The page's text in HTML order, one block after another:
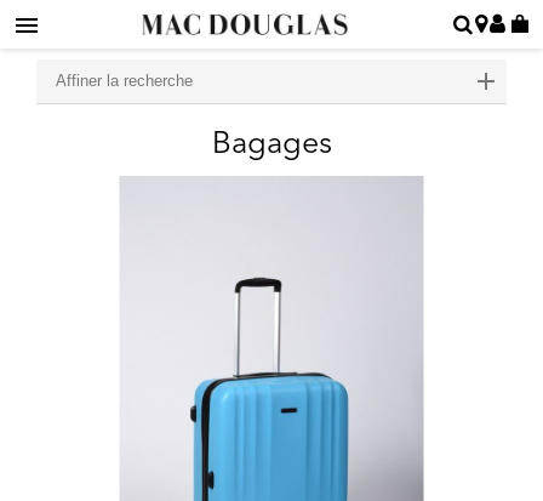
Affiner la recherche
Bagages